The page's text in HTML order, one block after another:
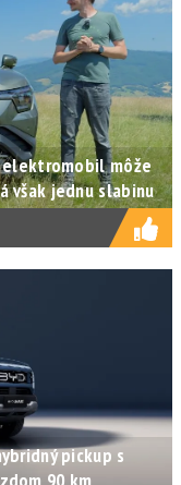
elektromobil môže
však jednu slabinu
pickup s
90 km